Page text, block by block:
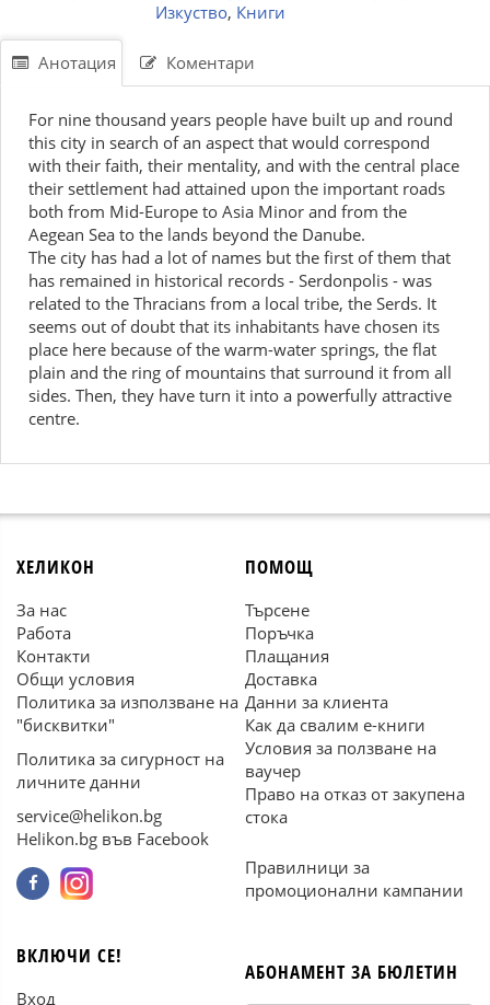
Изкуство, Книги
Анотация Коментари
For nine thousand years people have built up and round
this city in search of an aspect that would correspond
with their faith, their mentality, and with the central place
their settlement had attained upon the important roads
both from Mid-Europe to Asia Minor and from the
Aegean Sea to the lands beyond the Danube.
The city has had a lot of names but the first of them that
has remained in historical records - Serdonpolis - was
related to the Thracians from a local tribe, the Serds. It
seems out of doubt that its inhabitants have chosen its
place here because of the warm-water springs, the flat
plain and the ring of mountains that surround it from all
sides. Then, they have turn it into a powerfully attractive
centre.
ХЕЛИКОН
За нас
Работа
Контакти
Общи условия
Политика за използване на
"бисквитки"
Политика за сигурност на
личните данни
service@helikon.bg
Helikon.bg във Facebook
ПОМОЩ
Търсене
Поръчка
Плащания
Доставка
Данни за клиента
Как да свалим е-книги
Условия за ползване на
ваучер
Право на отказ от закупена
стока
Правилници за
промоционални кампании
ВКЛЮЧИ СЕ!
Вход
АБОНАМЕНТ ЗА БЮЛЕТИН